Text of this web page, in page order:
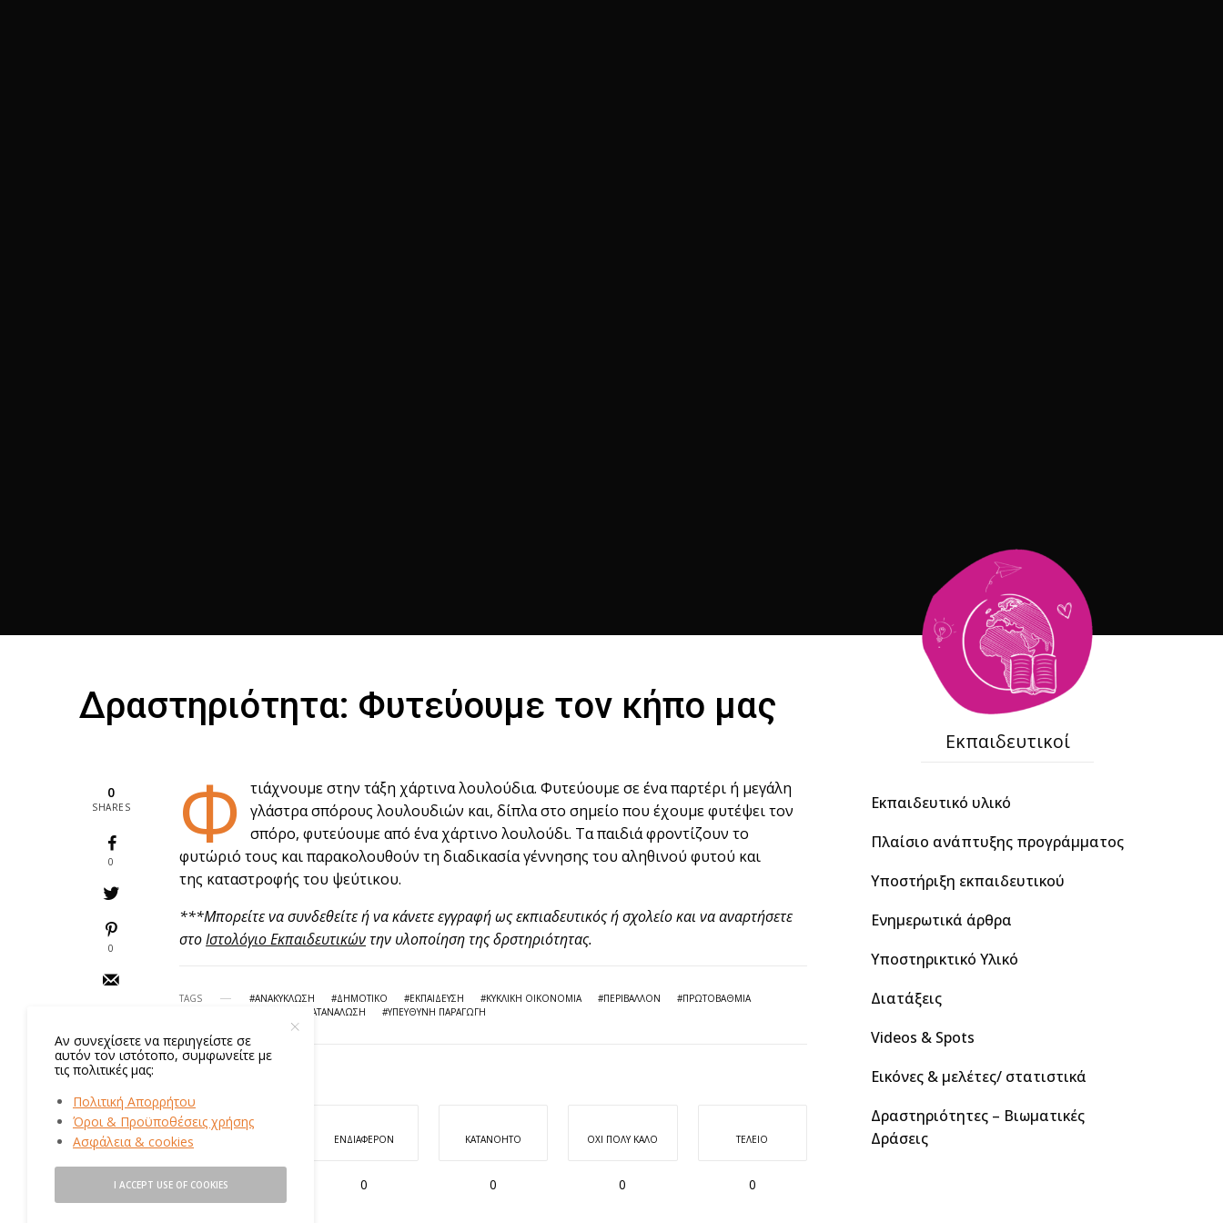
Δραστηριότητα: Φυτεύουμε τον κήπο μας
0
SHARES
0
0
ΔΙΆΒΑΣΕ ΣΤΗ
ΣΥΝΈΧΕΙΑ
Δραστηριότητα:
Φτιάχνουμε το
δικό μας οργανικό
λίπασμα (κομπόστ)
Φ
τιάχνουμε στην τάξη χάρτινα λουλούδια. Φυτεύουμε σε ένα παρτέρι ή μεγάλη
γλάστρα σπόρους λουλουδιών και, δίπλα στο σημείο που έχουμε φυτέψει τον
σπόρο, φυτεύουμε από ένα χάρτινο λουλούδι. Τα παιδιά φροντίζουν το
φυτώριό τους και παρακολουθούν τη διαδικασία γέννησης του αληθινού φυτού και
της καταστροφής του ψεύτικου.
***Μπορείτε να συνδεθείτε ή να κάνετε εγγραφή ως εκπιαδευτικός ή σχολείο και να αναρτήσετε
στοΙστολόγιο Εκπαιδευτικώντην υλοποίηση της δρστηριότητας.
TAGS #ΑΝΑΚΎΚΛΩΣΗ #ΔΗΜΟΤΙΚΌ #ΕΚΠΑΊΔΕΥΣΗ #ΚΥΚΛΙΚΉ ΟΙΚΟΝΟΜΊΑ #ΠΕΡΙΒΆΛΛΟΝ
#ΠΡΩΤΟΒΆΘΜΙΑ
#ΥΠΕΥΘΥΝΗ ΚΑΤΑΝΆΛΩΣΗ
#ΥΠΕΥΘΥΝΗ ΠΑΡΑΓΩΓΉ
ΕΝΔΙΑΦΈΡΟΝ
0
ΚΑΤΑΝΟΗΤΌ
0
ΌΧΙ ΠΟΛΎ ΚΑΛΌ
0
ΤΈΛΕΙΟ
0
Εκπαιδευτικοί
Εκπαιδευτικό υλικό
Πλαίσιο ανάπτυξης προγράμματος
Υποστήριξη εκπαιδευτικού
Ενημερωτικά άρθρα
Υποστηρικτικό Υλικό
Διατάξεις
Videos & Spots
Εικόνες & μελέτες/ στατιστικά
Δραστηριότητες – Βιωματικές
Δράσεις
Αν συνεχίσετε να περιηγείστε σε
αυτόν τον ιστότοπο, συμφωνείτε με
τις πολιτικές μας:
Πολιτική Απορρήτου
Όροι & Προϋποθέσεις χρήσης
Ασφάλεια & cookies
I ACCEPT USE OF COOKIES